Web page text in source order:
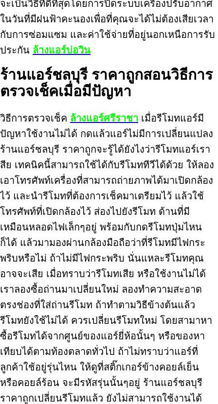
จะเป็นวิธีที่ดีที่สุดโดยการปิดระบบเครื่องปรับอากาศ
ในวันที่มีฝนฟ้าคะนองเพื่อที่คุณจะได้ไม่ต้องเสียเวลา
กับการซ่อมแซม และค่าใช้จ่ายที่อยู่นอกเหนือการรับ
ประกัน ล้างแอร์บ่อวิน
ร้านแอร์ชลบุรี ราคาถูกสอนวิธีการ
ตรวจเช็คเมื่อมีปัญหา
วิธีการตรวจเช็ค ล้างแอร์ศรีราชา เมื่อรีโมทแอร์มี
ปัญหาใช้งานไม่ได้ กดแล้วแอร์ไม่มีการเปลี่ยนแปลง
ร้านแอร์ชลบุรี ราคาถูกจะรู้ได้ยังไงว่ารีโมทแอร์เรา
สีย เทคนิคนี้สามารถใช้ได้กับรีโมททีวีได้ด้วย ให้ลอง
เอาโทรศัพท์เครื่องที่สามารถถ่ายภาพได้มาเปิดกล้อง
ไว้ และนำรีโมทที่ต้องการเช็คมาเตรียมไว้ แล้วใช้
โทรศัพท์ที่เปิดกล้องไว้ ส่องไปยังรีโมท ด้านที่มี
เหมือนหลอดไฟเล็กๆอยู่ พร้อมกับกดรีโมทปุ่มไหน
ก็ได้ แล้วมามองผ่านกล้องมือถือว่าที่รีโมทมีไฟกระ
พริบหรือไม่ ถ้าไม่มีไฟกระพริบ นั่นแหละรีโมทคุณ
อาจจะเสีย เมื่อทราบว่ารีโมทเสีย หรือใช้งานไม่ได้
เราลองซื้อถ่านมาเปลี่ยนใหม่ ลองทำความสะอาด
ตรงช่องที่ใส่ถ่านรีโมท ถ้าทำตามวิธีข้างต้นแล้ว
รีโมทยังใช้ไม่ได้ ควรเปลี่ยนรีโมทใหม่ โดยสามาหา
ซื้อรีโมทได้จากศูนย์ของแอร์ยี่ห้อนั้นๆ หรือของหา
เทียบได้ตามท้องตลาดทั่วไป ถ้าไม่ทราบว่าแอร์ที่
ลูกค้าใช้อยู่รุ่นไหน ให้ดูที่สติ๊กเกอร์ข้างคอยล์เย็น
หรือคอยล์ร้อน จะมีรหัสรุ่นนั้นๆอยู่ ร้านแอร์ชลบุรี
ราคาถูกเปลี่ยนรีโมทแล้ว ยังไม่สามารถใช้งานได้